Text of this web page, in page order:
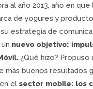
al año 2013, año en que
de yogures y
estrategia de
nuevo objetivo:
¿Qué hizo? Propuso
más buenos resultados
el sector mobile: los